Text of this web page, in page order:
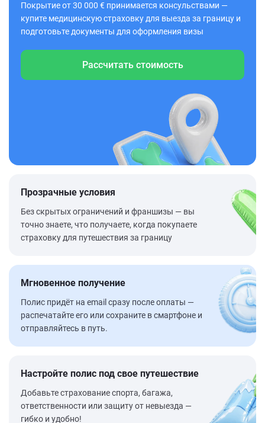
Покрытие от 30 000 € принимается консульствами —
купите медицинскую страховку для выезда за границу и
подготовьте документы для оформления визы
Рассчитать стоимость
Прозрачные условия
Без скрытых ограничений и франшизы — вы
точно знаете, что получаете, когда покупаете
страховку для путешествия за границу
Мгновенное получение
Полис придёт на email сразу после оплаты —
распечатайте его или сохраните в смартфоне и
отправляйтесь в путь.
Настройте полис под свое путешествие
Добавьте страхование спорта, багажа,
ответственности или защиту от невыезда —
гибко и удобно!